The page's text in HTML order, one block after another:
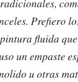
Prefiero
fluida
un empaste
u otras